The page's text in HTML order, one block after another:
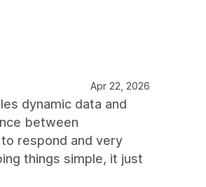
Apr 22, 2026
dynamic data and
between
respond and very
things simple, it just